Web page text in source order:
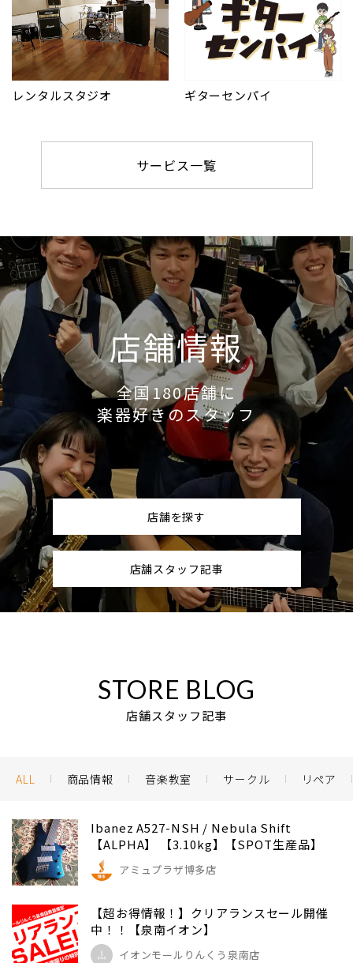
レンタルスタジオ ギターセンパイ
サービス一覧
店舗情報
全国180店舗に
楽器好きのスタッフ
店舗を探す
店舗スタッフ記事
STORE BLOG
店舗スタッフ記事
ALL 商品情報 音楽教室 サークル リペア
Ibanez A527-NSH / Nebula Shift
【ALPHA】 【3.10kg】【SPOT生産品】
アミュプラザ博多店
【超お得情報！】クリアランスセール開催
中！！【泉南イオン】
イオンモールりんくう泉南店